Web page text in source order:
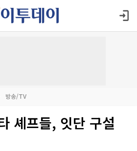
방송/TV
셰프들, 잇단 구설